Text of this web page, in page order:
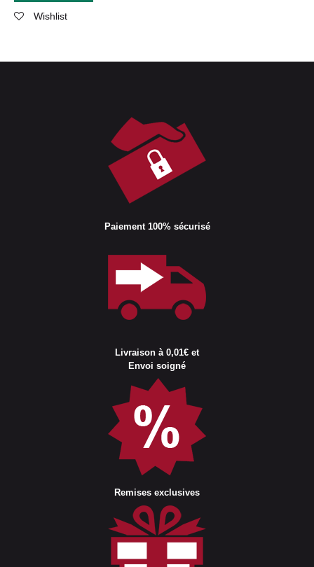
Wishlist
Paiement 100% sécurisé
Livraison à 0,01€ et
Envoi soigné
Remises exclusives